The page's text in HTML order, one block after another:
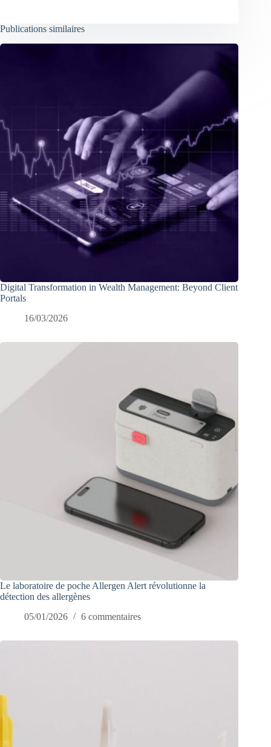
Publications similaires
Digital Transformation in Wealth Management: Beyond Client
Portals
16/03/2026
Le laboratoire de poche Allergen Alert révolutionne la
détection des allergènes
05/01/2026
6 commentaires